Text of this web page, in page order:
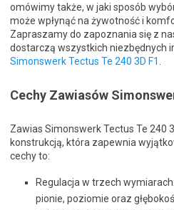
omówimy także, w jaki sposób
może wpłynąć na żywotność i
Zapraszamy do zapoznania się z
dostarczą wszystkich niezbędnych
Simonswerk Tectus Te 240 3D F1
Cechy Zawiasów
Zawias Simonswerk Tectus Te 240
konstrukcją, która zapewnia
cechy to:
Regulacja w trzech
pionie, poziomie oraz